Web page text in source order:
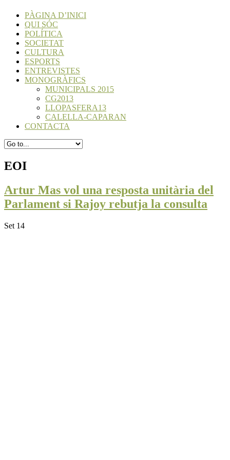
PÀGINA D’INICI
QUI SÓC
POLÍTICA
SOCIETAT
CULTURA
ESPORTS
ENTREVISTES
MONOGRÀFICS
MUNICIPALS 2015
CG2013
LLOPASFERA13
CALELLA-CAPARAN
CONTACTA
EOI
Artur Mas vol una resposta unitària del
Parlament si Rajoy rebutja la consulta
Set 14